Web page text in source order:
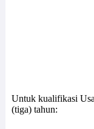
Untuk kualifikasi
(tiga) tahun: